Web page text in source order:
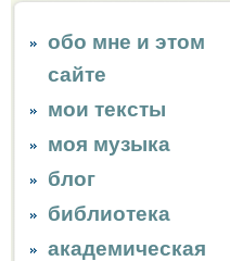
обо мне и этом
сайте
мои тексты
моя музыка
блог
библиотека
академическая